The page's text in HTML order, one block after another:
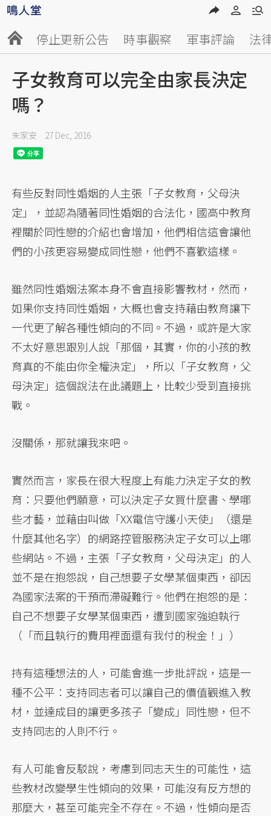
停止更新公告 時事觀察 軍事評論 法
子女教育可以完全由家長決定
嗎？
朱家安 27 Dec, 2016
有些反對同性婚姻的人主張「子女教育，父母決
定」，並認為隨著同性婚姻的合法化，國高中教育
裡關於同性戀的介紹也會增加，他們相信這會讓他
們的小孩更容易變成同性戀，他們不喜歡這樣。
雖然同性婚姻法案本身不會直接影響教材，然而，
如果你支持同性婚姻，大概也會支持藉由教育讓下
一代更了解各種性傾向的不同。不過，或許是大家
不太好意思跟別人說「那個，其實，你的小孩的教
育真的不能由你全權決定」，所以「子女教育，父
母決定」這個說法在此議題上，比較少受到直接挑
戰。
沒關係，那就讓我來吧。
實然而言，家長在很大程度上有能力決定子女的教
育：只要他們願意，可以決定子女買什麼書、學哪
些才藝，並藉由叫做「XX電信守護小天使」（還是
什麼其他名字）的網路控管服務決定子女可以上哪
些網站。不過，主張「子女教育，父母決定」的人
並不是在抱怨說，自己想要子女學某個東西，卻因
為國家法案的干預而滯礙難行。他們在抱怨的是：
自己不想要子女學某個東西，遭到國家強迫執行
（「而且執行的費用裡面還有我付的稅金！」）
持有這種想法的人，可能會進一步批評說，這是一
種不公平：支持同志者可以讓自己的價值觀進入教
材，並達成目的讓更多孩子「變成」同性戀，但不
支持同志的人則不行。
有人可能會反駁說，考慮到同志天生的可能性，這
些教材改變學生性傾向的效果，可能沒有反方想的
那麼大，甚至可能完全不存在。不過，性傾向是否